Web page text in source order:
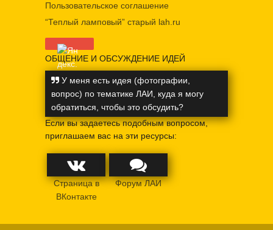
Пользовательское соглашение
“Теплый ламповый” старый lah.ru
ОБЩЕНИЕ И ОБСУЖДЕНИЕ ИДЕЙ
У меня есть идея (фотографии,
вопрос) по тематике ЛАИ, куда я могу
обратиться, чтобы это обсудить?
Если вы задаетесь подобным вопросом,
приглашаем вас на эти ресурсы:
Страница в
ВКонтакте
Форум ЛАИ